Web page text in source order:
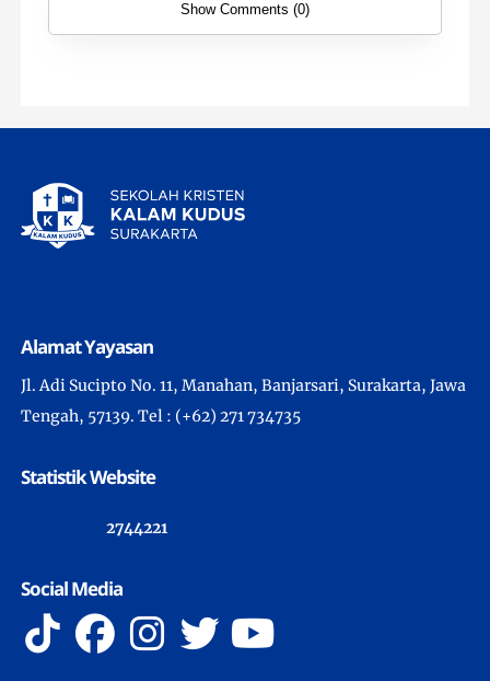
Show Comments (0)
Alamat Yayasan
Jl. Adi Sucipto No. 11, Manahan, Banjarsari, Surakarta, Jawa
Tengah, 57139. Tel : (+62) 271 734735
Statistik Website
2744221
Social Media